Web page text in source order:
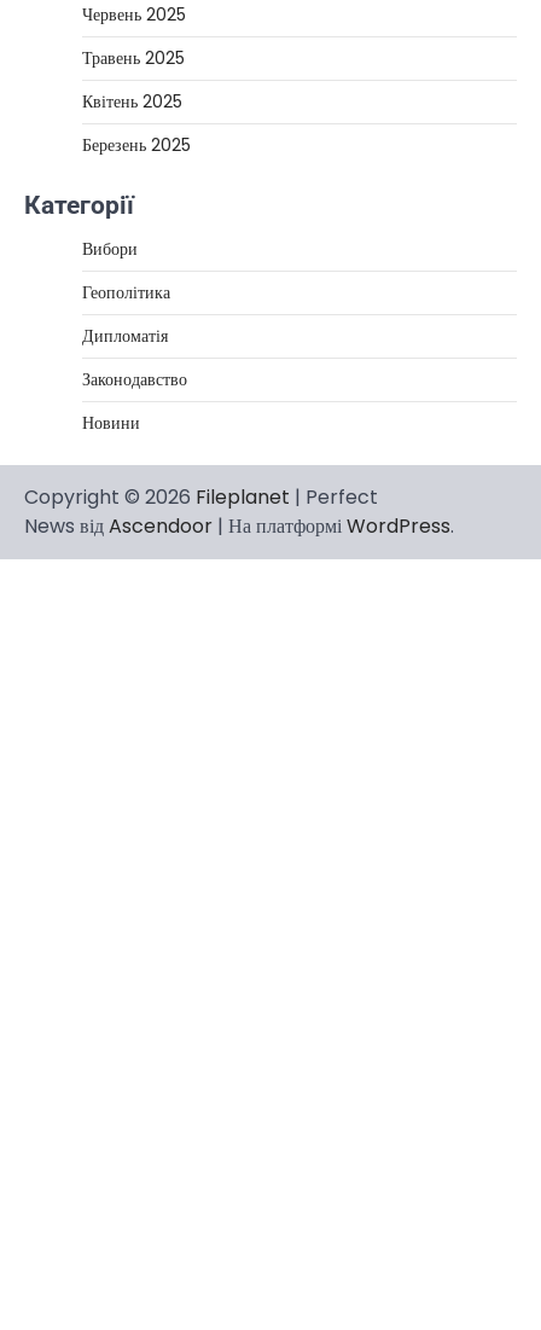
Червень 2025
Травень 2025
Квітень 2025
Березень 2025
Категорії
Вибори
Геополітика
Дипломатія
Законодавство
Новини
Copyright © 2026 Fileplanet | Perfect
News відAscendoor | На платформіWordPress.